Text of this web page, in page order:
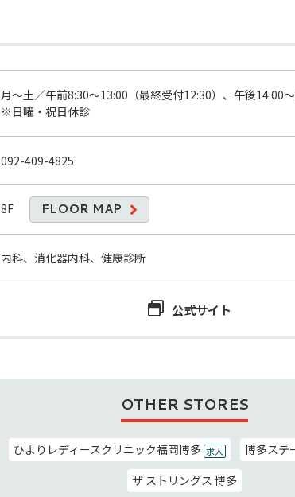
月～土／午前8:30～13:00（最終受付12:30）、午後14:00
※日曜・祝日休診
092-409-4825
8F FLOOR MAP
内科、消化器内科、健康診断
公式サイト
OTHER STORES
ひよりレディースクリニック福岡博多 求人 博多ステ
ザ ストリングス 博多